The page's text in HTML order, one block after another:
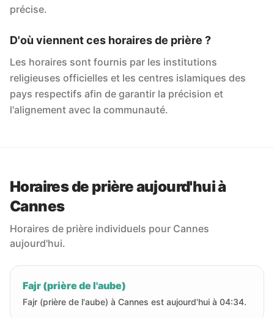
précise.
D'où viennent ces horaires de prière ?
Les horaires sont fournis par les institutions
religieuses officielles et les centres islamiques des
pays respectifs afin de garantir la précision et
l'alignement avec la communauté.
Horaires de prière aujourd'hui à
Cannes
Horaires de prière individuels pour Cannes
aujourd'hui.
Fajr (prière de l'aube)
Fajr (prière de l'aube) à Cannes est aujourd'hui à 04:34.